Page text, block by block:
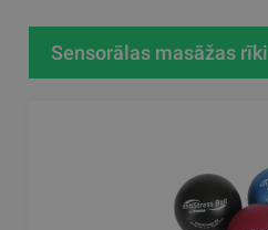
Sensorālas masāžas rīki